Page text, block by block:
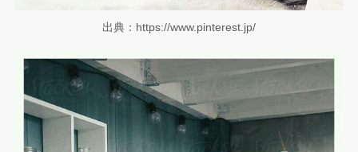
出典：https://www.pinterest.jp/